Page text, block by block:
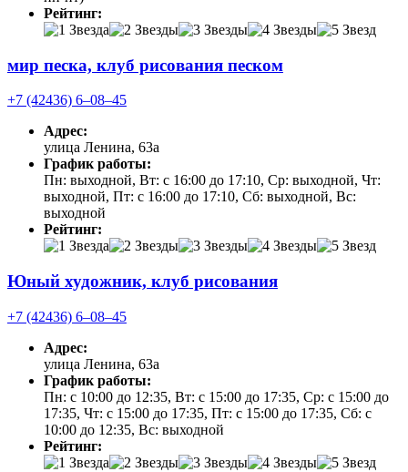
Рейтинг:
мир песка, клуб рисования песком
+7 (42436) 6‒08‒45
Адрес:
улица Ленина, 63а
График работы:
Пн: выходной, Вт: с 16:00 до 17:10, Ср: выходной, Чт:
выходной, Пт: с 16:00 до 17:10, Сб: выходной, Вс:
выходной
Рейтинг:
Юный художник, клуб рисования
+7 (42436) 6‒08‒45
Адрес:
улица Ленина, 63а
График работы:
Пн: с 10:00 до 12:35, Вт: с 15:00 до 17:35, Ср: с 15:00 до
17:35, Чт: с 15:00 до 17:35, Пт: с 15:00 до 17:35, Сб: с
10:00 до 12:35, Вс: выходной
Рейтинг: